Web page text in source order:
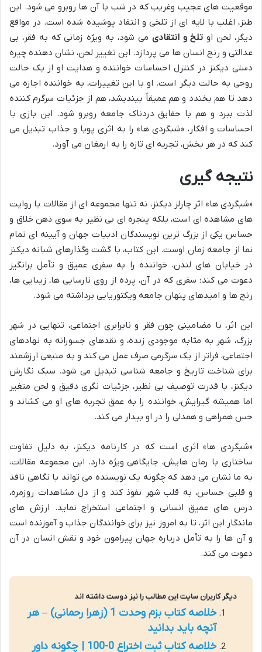
موقعیت های عجیب وغریب که در شب با آن ها روبرو می شود. این
طنز، اغلب با لایه ای از تلخی و انتقاد پوشیده شده است. در مواقع
دیگر، لحن او تلخ و انتقادی می شود، به ویژه زمانی که به فقر، بی
عدالتی و رنج انسان ها می پردازد. این تغییر لحن، نشان دهنده چیره
دستی دیکنز در کنترل احساسات خواننده و هدایت او از یک حالت
روحی به حالت دیگر است. او با این تغییرات، به خواننده اجازه می
دهد تا هم بخندد و هم عمیقاً بیندیشد، هم از جزئیات سرگرم کننده
لذت ببرد و هم با حقایق دردناک جامعه روبرو شود. این بازی با
احساسات و افکار، «شبگردی ها» را به اثری پویا و جذاب تبدیل می
کند که در هر بخش، تجربه ای تازه را به ارمغان می آورد.
نتیجه گیری
«شبگردی ها» اثر چارلز دیکنز، نه تنها مجموعه ای از مقالات یا روایت
های مشاهده ای است، بلکه پنجره ای بی نظیر به سوی ذهن خلاق و
حساس یکی از بزرگ ترین نویسندگان ادبیات جهان و آیینه ای تمام
نما از جامعه زمان اوست. این کتاب، با گشت وگذارهای شبانه دیکنز
در خیابان های لندن، خواننده را به سفری عمیق و تأمل برانگیز
دعوت می کند؛ سفری که در آن، پرده از روی نارسایی ها، زیبایی ها،
رنج ها و امیدهای پنهان جامعه ویکتوریایی برداشته می شود.
این اثر، با مضامینی چون فقر و نابرابری اجتماعی، تنهایی در شهر
بزرگ، شهر به مثابه موجودی زنده، و نقدهای جسورانه به نهادهای
اجتماعی، فراتر از یک سرگرمی صرف عمل می کند و به منبعی ارزشمند
برای شناخت تاریخ و جامعه شناسی تبدیل می شود. سبک نگارش
دیکنز، با قدرت توصیف بی نظیر، جزئیات نگری دقیق و لحن متغیر
اما همیشه گیرایش، خواننده را به عمق تجربه های او می کشاند و
حس همراهی و همدلی را در او بیدار می کند.
«شبگردی ها» اثری است که در کارنامه دیکنز، به دلیل تفاوت
ساختاری با رمان هایش، جایگاهی ویژه دارد. این مجموعه مقالات،
به ما نشان می دهد که چگونه یک نویسنده می تواند با نگاهی نافذ
و قلبی حساس، به قلب شهر نفوذ کند و از دل مشاهدات روزمره،
درس های عمیق انسانی و اجتماعی استخراج نماید. ارزش های
ماندگار این اثر، تا به امروز نیز برای خوانندگان جذاب و آموزنده است
و آن ها را به تأمل درباره جهان پیرامون خود و نقش انسان در آن
دعوت می کند.
دیگر کاربران سایت این مطالب را نیز دوست داشته اند
خلاصه کتاب بزم وحدت 1 (زهرا رحمانی) – هر
آنچه باید بدانید
خلاصه کتاب ثبت اختراع 0-100 | چگونه داور